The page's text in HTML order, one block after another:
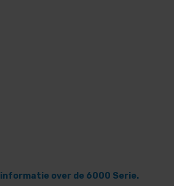
over de 6000 Serie.